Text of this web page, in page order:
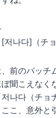
나다]（チョ
、前のパッ
聞こえなく
나다（チョ
こ、意外と